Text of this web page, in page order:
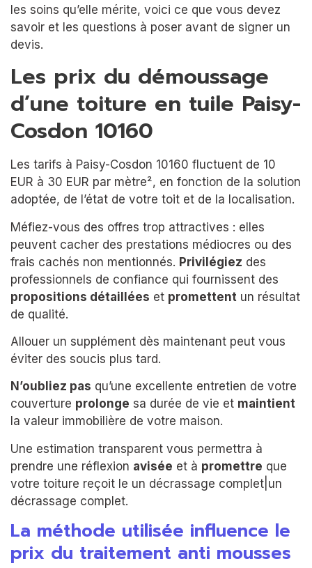
les soins qu’elle mérite, voici ce que vous devez
savoir et les questions à poser avant de signer un
devis.
Les prix du démoussage
d’une toiture en tuile Paisy-
Cosdon 10160
Les tarifs à Paisy-Cosdon 10160 fluctuent de 10
EUR à 30 EUR par mètre², en fonction de la solution
adoptée, de l’état de votre toit et de la localisation.
Méfiez-vous des offres trop attractives : elles
peuvent cacher des prestations médiocres ou des
frais cachés non mentionnés. Privilégiez des
professionnels de confiance qui fournissent des
propositions détaillées et promettent un résultat
de qualité.
Allouer un supplément dès maintenant peut vous
éviter des soucis plus tard.
N’oubliez pas qu’une excellente entretien de votre
couverture prolonge sa durée de vie et maintient
la valeur immobilière de votre maison.
Une estimation transparent vous permettra à
prendre une réflexion avisée et à promettre que
votre toiture reçoit le un décrassage complet|un
décrassage complet.
La méthode utilisée influence le
prix du traitement anti mousses